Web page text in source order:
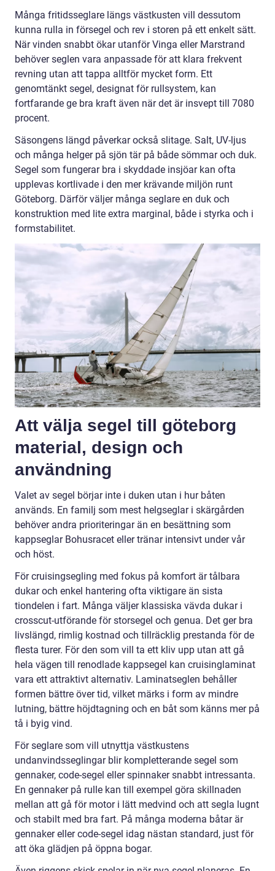
Många fritidsseglare längs västkusten vill dessutom
kunna rulla in försegel och rev i storen på ett enkelt sätt.
När vinden snabbt ökar utanför Vinga eller Marstrand
behöver seglen vara anpassade för att klara frekvent
revning utan att tappa alltför mycket form. Ett
genomtänkt segel, designat för rullsystem, kan
fortfarande ge bra kraft även när det är insvept till 7080
procent.
Säsongens längd påverkar också slitage. Salt, UV-ljus
och många helger på sjön tär på både sömmar och duk.
Segel som fungerar bra i skyddade insjöar kan ofta
upplevas kortlivade i den mer krävande miljön runt
Göteborg. Därför väljer många seglare en duk och
konstruktion med lite extra marginal, både i styrka och i
formstabilitet.
Att välja segel till göteborg
material, design och
användning
Valet av segel börjar inte i duken utan i hur båten
används. En familj som mest helgseglar i skärgården
behöver andra prioriteringar än en besättning som
kappseglar Bohusracet eller tränar intensivt under vår
och höst.
För cruisingsegling med fokus på komfort är tålbara
dukar och enkel hantering ofta viktigare än sista
tiondelen i fart. Många väljer klassiska vävda dukar i
crosscut-utförande för storsegel och genua. Det ger bra
livslängd, rimlig kostnad och tillräcklig prestanda för de
flesta turer. För den som vill ta ett kliv upp utan att gå
hela vägen till renodlade kappsegel kan cruisinglaminat
vara ett attraktivt alternativ. Laminatseglen behåller
formen bättre över tid, vilket märks i form av mindre
lutning, bättre höjdtagning och en båt som känns mer på
tå i byig vind.
För seglare som vill utnyttja västkustens
undanvindsseglingar blir kompletterande segel som
gennaker, code-segel eller spinnaker snabbt intressanta.
En gennaker på rulle kan till exempel göra skillnaden
mellan att gå för motor i lätt medvind och att segla lugnt
och stabilt med bra fart. På många moderna båtar är
gennaker eller code-segel idag nästan standard, just för
att öka glädjen på öppna bogar.